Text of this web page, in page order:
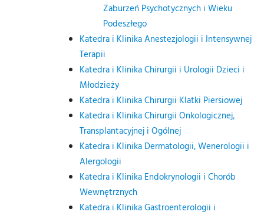
Zaburzeń Psychotycznych i Wieku
Podeszłego
Katedra i Klinika Anestezjologii i Intensywnej
Terapii
Katedra i Klinika Chirurgii i Urologii Dzieci i
Młodzieży
Katedra i Klinika Chirurgii Klatki Piersiowej
Katedra i Klinika Chirurgii Onkologicznej,
Transplantacyjnej i Ogólnej
Katedra i Klinika Dermatologii, Wenerologii i
Alergologii
Katedra i Klinika Endokrynologii i Chorób
Wewnętrznych
Katedra i Klinika Gastroenterologii i